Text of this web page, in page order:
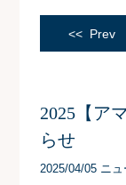
<< Prev
2025【ア
らせ
2025/04/05 ニュ